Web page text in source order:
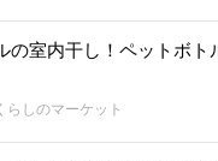
の室内干し！ペットボト
らしのマーケット